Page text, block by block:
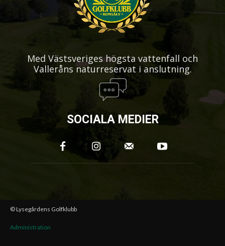
Med Västsveriges högsta vattenfall och
Valleråns naturreservat i anslutning.
SOCIALA MEDIER
© Lysegårdens Golfklubb
Administration